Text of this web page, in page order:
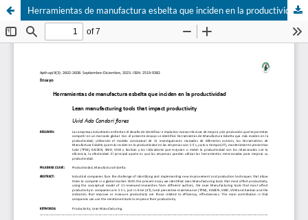
Herramientas de manufactura esbelta que inciden en la productividad